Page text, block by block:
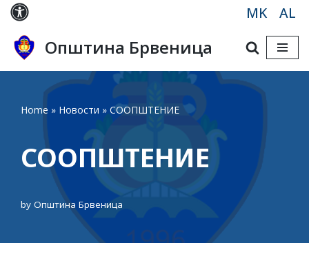
Skip
to
content
MK AL
Општина Брвеница
Home » Новости » СООПШТЕНИЕ
СООПШТЕНИЕ
by Општина Брвеница